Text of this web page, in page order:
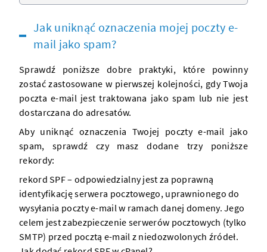
Jak uniknąć oznaczenia mojej poczty e-
mail jako spam?
Sprawdź poniższe dobre praktyki, które powinny
zostać zastosowane w pierwszej kolejności, gdy Twoja
poczta e-mail jest traktowana jako spam lub nie jest
dostarczana do adresatów.
Aby uniknąć oznaczenia Twojej poczty e-mail jako
spam, sprawdź czy masz dodane trzy poniższe
rekordy:
rekord SPF– odpowiedzialny jest za poprawną
identyfikacjęserwera pocztowego, uprawnionego do
wysyłania poczty e-mail w ramach danej domeny. Jego
celem jest zabezpieczenie serwerów pocztowych (tylko
SMTP) przed pocztą e-mail z niedozwolonych źródeł.